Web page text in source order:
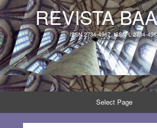
REVISTA
ISSN 2734-4967, ISSN-L 2734-
Select Page